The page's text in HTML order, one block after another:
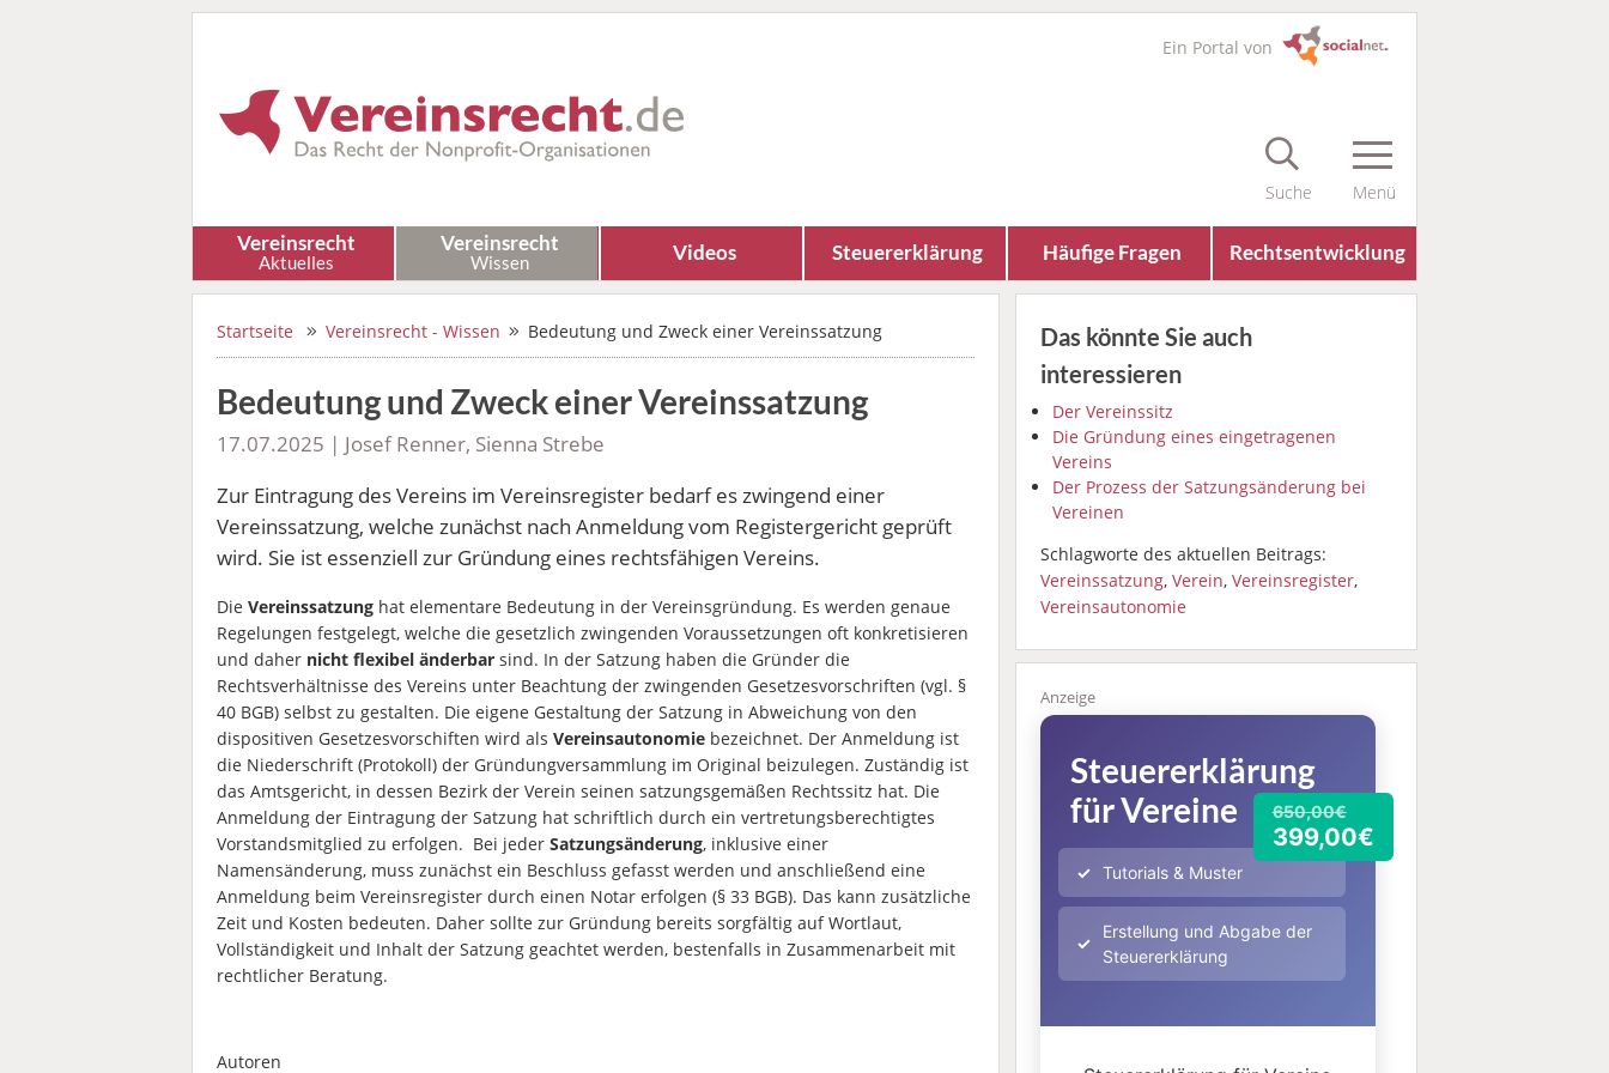
Ein Portal von
Vereinsrecht
Aktuelles
Vereinsrecht
Wissen Videos Steuererklärung Häufige Fragen Rechts­entwicklung
Startseite Vereinsrecht - Wissen Bedeutung und Zweck einer Vereinssatzung
Bedeutung und Zweck einer Vereinssatzung
17.07.2025 | Josef Renner, Sienna Strebe
Zur Eintragung des Vereins im Vereinsregister bedarf es zwingend einer
Vereinssatzung, welche zunächst nach Anmeldung vom Registergericht geprüft
wird. Sie ist essenziell zur Gründung eines rechtsfähigen Vereins.
Die Vereinssatzung hat elementare Bedeutung in der Vereinsgründung. Es werden genaue
Regelungen festgelegt, welche die gesetzlich zwingenden Voraussetzungen oft konkretisieren
und daher nicht flexibel änderbar sind. In der Satzung haben die Gründer die
Rechtsverhältnisse des Vereins unter Beachtung der zwingenden Gesetzesvorschriften (vgl. §
40 BGB) selbst zu gestalten. Die eigene Gestaltung der Satzung in Abweichung von den
dispositiven Gesetzesvorschiften wird als Vereinsautonomie bezeichnet. Der Anmeldung ist
die Niederschrift (Protokoll) der Gründungversammlung im Original beizulegen. Zuständig ist
das Amtsgericht, in dessen Bezirk der Verein seinen satzungsgemäßen Rechtssitz hat. Die
Anmeldung der Eintragung der Satzung hat schriftlich durch ein vertretungsberechtigtes
Vorstandsmitglied zu erfolgen. Bei jeder Satzungsänderung, inklusive einer
Namensänderung, muss zunächst ein Beschluss gefasst werden und anschließend eine
Anmeldung beim Vereinsregister durch einen Notar erfolgen (§ 33 BGB). Das kann zusätzliche
Zeit und Kosten bedeuten. Daher sollte zur Gründung bereits sorgfältig auf Wortlaut,
Vollständigkeit und Inhalt der Satzung geachtet werden, bestenfalls in Zusammenarbeit mit
rechtlicher Beratung.
Autoren
Das könnte Sie auch
interessieren
Der Vereinssitz
Die Gründung eines eingetragenen
Vereins
Der Prozess der Satzungsänderung bei
Vereinen
Schlagworte des aktuellen Beitrags:
Vereinssatzung, Verein, Vereinsregister,
Vereinsautonomie
650,00€
399,00€
Steuererklärung
für Vereine
Tutorials & Muster
Erstellung und Abgabe der
Steuererklärung